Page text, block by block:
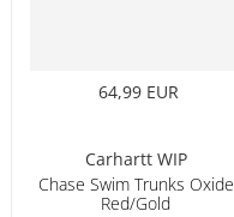
64,99 EUR
Carhartt WIP
Chase Swim Trunks Oxide
Red/Gold